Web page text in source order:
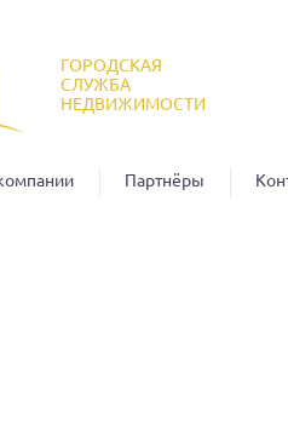
ГОРОДСКАЯ
СЛУЖБА
НЕДВИЖИМОСТИ
Партнёры